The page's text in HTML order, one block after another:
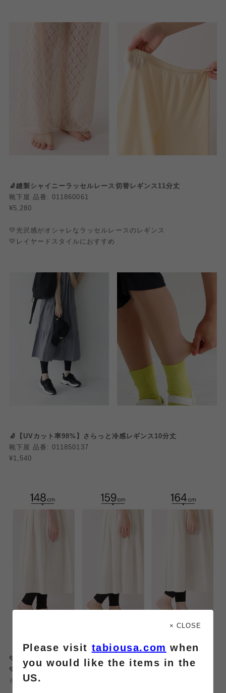
🧦縫製シャイニーラッセルレース切替レギンス11分丈
靴下屋 品番: 011860061
¥5,280
💛光沢感がオシャレなラッセルレースのレギンス
💛レイヤードスタイルにおすすめ
🧦【UVカット率98%】さらっと冷感レギンス10分丈
靴下屋 品番: 011850137
¥1,540
💛
ひんやり快適な冷感タイプ
💛
UVカット率98%以上
※自社紫外線遮蔽率測定による
× CLOSE
Please visit tabiousa.com when
you would like the items in the
US.